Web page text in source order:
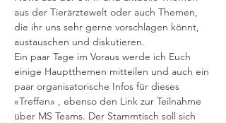
aus der Tierärztewelt oder auch Themen,
die ihr uns sehr gerne vorschlagen könnt,
austauschen und diskutieren.
Ein paar Tage im Voraus werde ich Euch
einige Hauptthemen mitteilen und auch ein
paar organisatorische Infos für dieses
«Treffen» , ebenso den Link zur Teilnahme
über MS Teams. Der Stammtisch soll sich